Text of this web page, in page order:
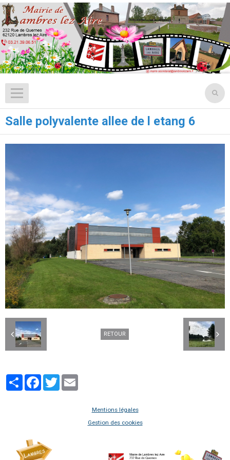
Salle polyvalente allee de l etang 6
RETOUR
PartagerFacebook
Twitter
Mentions légales
Gestion des cookies